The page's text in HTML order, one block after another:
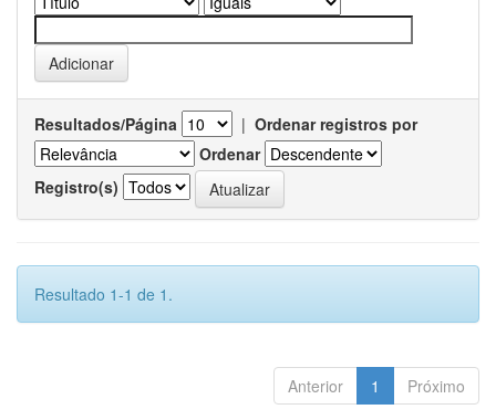
Resultados/Página | Ordenar registros por
Ordenar
Registro(s)
Resultado 1-1 de 1.
Anterior 1 Próximo